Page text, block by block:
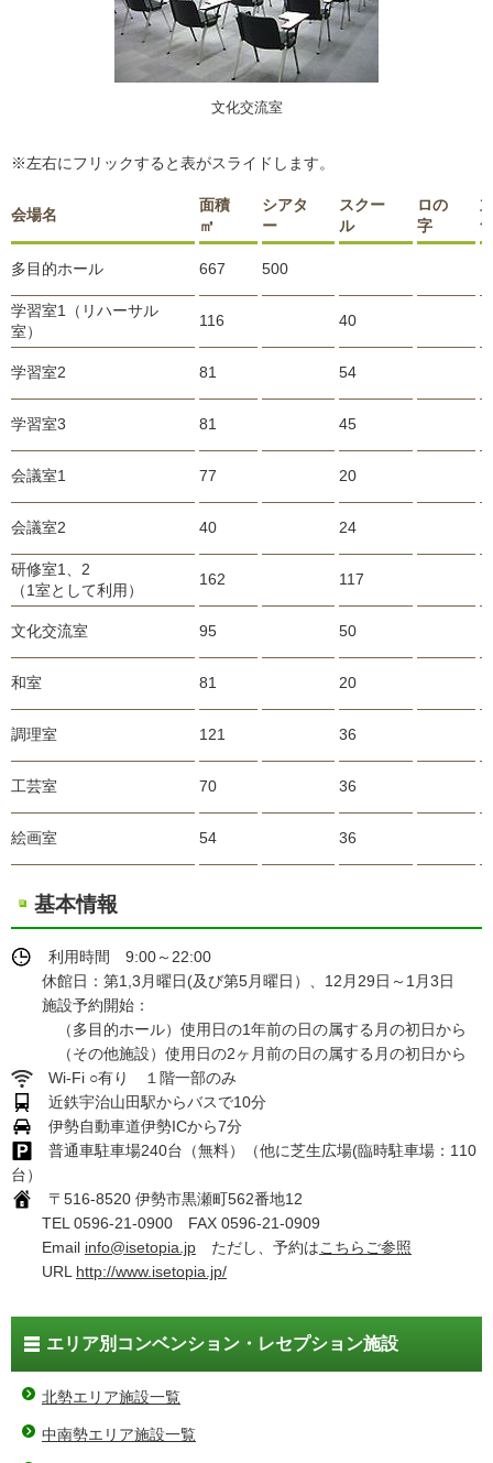
文化交流室
※左右にフリックすると表がスライドします。
会場名
面積
㎡
シアタ
ー
スクー
ル
ロの
字
多目的ホール 667 500
学習室1（リハーサル
室）
116 40
学習室2 81 54
学習室3 81 45
会議室1 77 20
会議室2 40 24
研修室1、2
（1室として利用）
162 117
文化交流室 95 50
和室 81 20
調理室 121 36
工芸室 70 36
絵画室 54 36
基本情報
利用時間 9:00～22:00
休館日：第1,3月曜日(及び第5月曜日）、12月29日～1月3日
施設予約開始：
（多目的ホール）使用日の1年前の日の属する月の初日から
（その他施設）使用日の2ヶ月前の日の属する月の初日から
Wi-Fi ○有り １階一部のみ
近鉄宇治山田駅からバスで10分
伊勢自動車道伊勢ICから7分
普通車駐車場240台（無料）（他に芝生広場(臨時駐車場：110
台）
〒516-8520 伊勢市黒瀬町562番地12
TEL 0596-21-0900 FAX 0596-21-0909
Email info@isetopia.jp ただし、予約はこちらご参照
URL http://www.isetopia.jp/
エリア別コンベンション・レセプション施設
北勢エリア施設一覧
中南勢エリア施設一覧